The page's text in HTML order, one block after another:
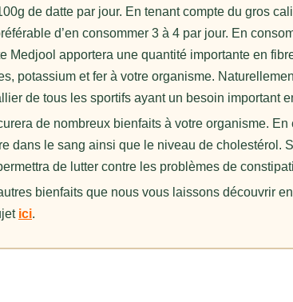
de datte par jour. En tenant compte du gros
d’en consommer 3 à 4 par jour. En
Medjool apportera une quantité importante en
potassium et fer à votre organisme.
de tous les sportifs ayant un besoin important
de nombreux bienfaits à votre organisme. En
dans le sang ainsi que le niveau de cholestérol.
de lutter contre les problèmes de
bienfaits que nous vous laissons découvrir
ici.